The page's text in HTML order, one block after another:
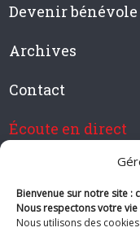
Bienvenue sur notre site :
Nous respectons votre
Nous utilisons des
Devenir bénévole
Archives
Contact
Écoute en direct
Devenir membre